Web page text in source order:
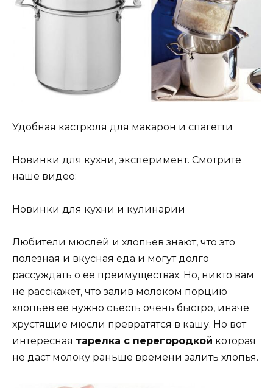
Удобная кастрюля для макарон и спагетти
Новинки для кухни, эксперимент. Смотрите
наше видео:
Новинки для кухни и кулинарии
Любители мюслей и хлопьев знают, что это
полезная и вкусная еда и могут долго
рассуждать о ее преимуществах. Но, никто вам
не расскажет, что залив молоком порцию
хлопьев ее нужно съесть очень быстро, иначе
хрустящие мюсли превратятся в кашу. Но вот
интересная тарелка с перегородкой которая
не даст молоку раньше времени залить хлопья.